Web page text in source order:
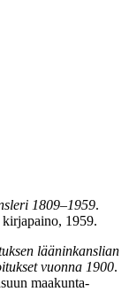
1809–1959.
1959.
lääninkanslian
vuonna 1900.
maakunta-